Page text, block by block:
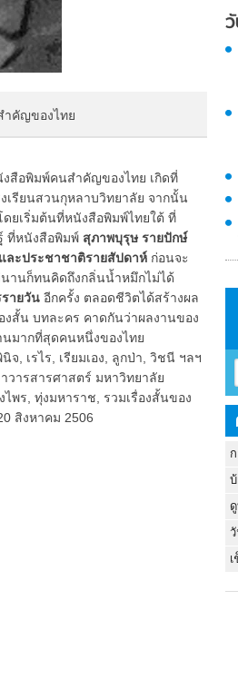
ำคัญของไทย
สือพิมพ์คนสำคัญของไทย เกิดที่
งเรียนสวนกุหลาบวิทยาลัย จากนั้น
ดยเริ่มต้นที่หนังสือพิมพ์ไทยใต้ ที่
ที่หนังสือพิมพ์ สุภาพบุรุษ รายปักษ์
และประชาชาติรายสัปดาห์ ก่อนจะ
านก็ทนคิดถึงกลิ่นน้ำหมึกไม่ได้
ายวัน อีกครั้ง ตลอดชีวิตได้สร้างผล
สั้น บทละคร คาดกันว่าผลงานของ
มากที่สุดคนหนึ่งของไทย
เรไร, เรียมเอง, ลูกป่า, วิชนี ฯลฯ
ารสารศาสตร์ มหาวิทยาลัย
พร, ทุ่งมหาราช, รวมเรื่องสั้นของ
สิงหาคม 2506